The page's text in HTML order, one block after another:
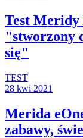
Test Meridy
"stworzony
się"
TEST
28 kwi 2021
Merida
zabawy,